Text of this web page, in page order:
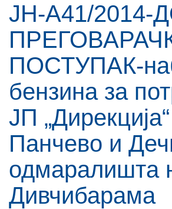
ЈН-А41/2014-
ПОСТУПАК-
бензина за
ЈП „Дирекција“
Панчево и
одмаралишта
Дивчибарама